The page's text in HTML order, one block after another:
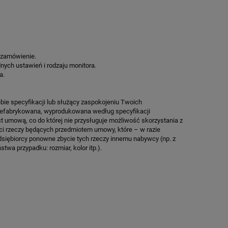
ZAMÓW
ustawień i rodzaju monitora.
specyfikacji lub służący zaspokojeniu Twoich
wyprodukowana według specyfikacji
co do której nie przysługuje możliwość skorzystania z
rzeczy będących przedmiotem umowy, które – w razie
ponowne zbycie tych rzeczy innemu nabywcy (np. z
przypadku: rozmiar, kolor itp.).